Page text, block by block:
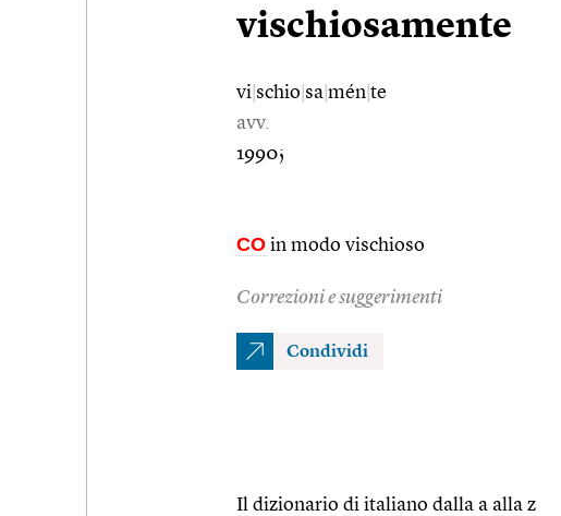
vischiosamente
vi schio sa mén te
avv.
1990;
CO in modo vischioso
Correzioni e suggerimenti
Condividi
Il dizionario di italiano dalla a alla z